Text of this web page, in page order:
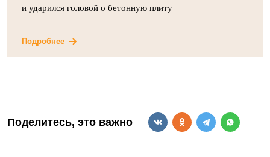
и ударился головой о бетонную плиту
Подробнее
Поделитесь, это важно